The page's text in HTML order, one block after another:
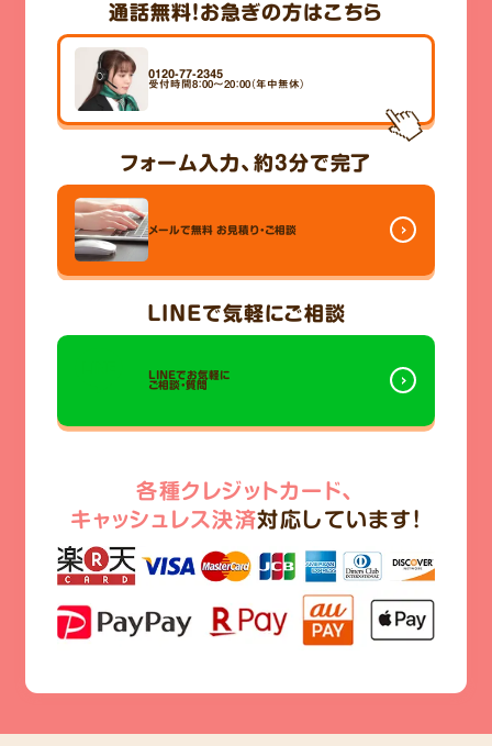
通話無料！お急ぎの方はこちら
0120-77-2345
受付時間8：00～20：00（年中無休）
フォーム入力、 約3分で完了
メールで無料 お見積り・ご相談
LINEで気軽にご相談
LINEでお気軽に
ご相談・質問
各種クレジットカード、
キャッシュレス決済対応しています!